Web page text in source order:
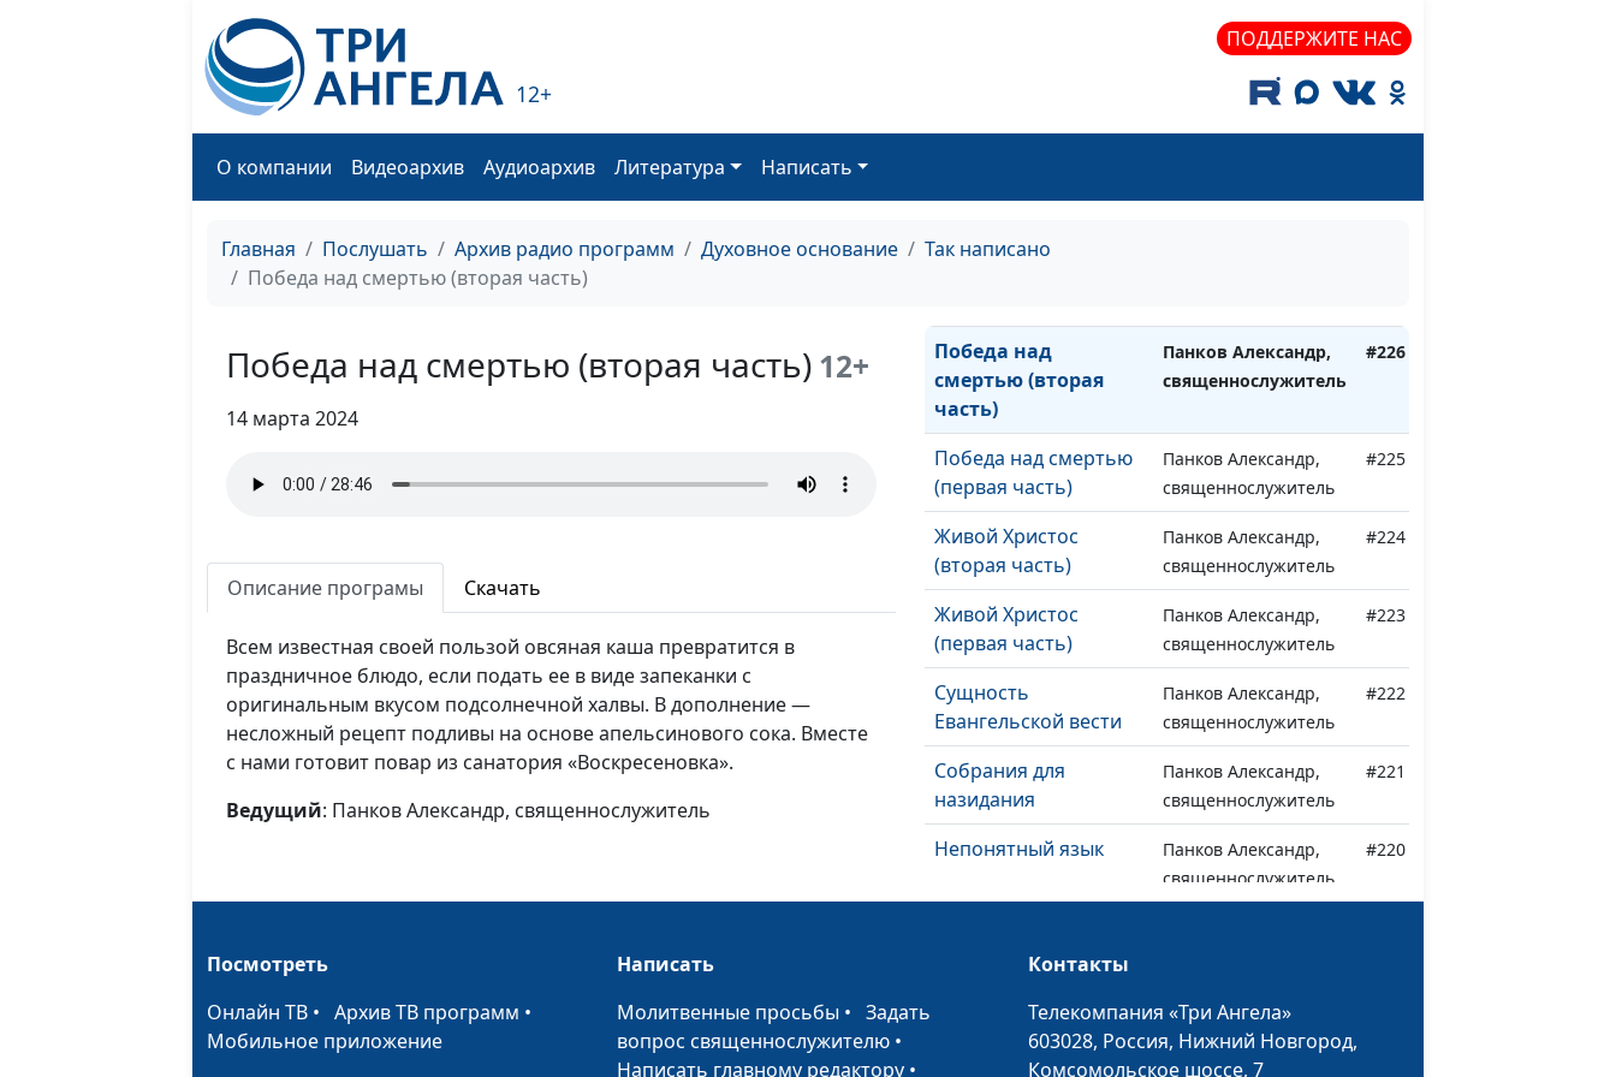
12+
ПОДДЕРЖИТЕ НАС
О компании Видеоархив Аудиоархив Литература Написать
Главная Послушать Архив радио программ Духовное основание
Так написано
Победа над смертью (вторая часть)
Победа над смертью (вторая часть) 12+
14 марта 2024
Описание програмы Скачать
Всем известная своей пользой овсяная каша превратится в
праздничное блюдо, если подать ее в виде запеканки с
оригинальным вкусом подсолнечной халвы. В дополнение —
несложный рецепт подливы на основе апельсинового сока. Вместе
с нами готовит повар из санатория «Воскресеновка».
Ведущий: Панков Александр, священнослужитель
Панков Александр,
#230
Утешитель в скорби
Панков Александр,
#228
Победа над
смертью (вторая
часть)
Панков Александр,
священнослужитель
#226
Победа над смертью
(первая часть)
Панков Александр,
священнослужитель
#225
Живой Христос
(вторая часть)
Панков Александр,
священнослужитель
#224
Живой Христос
(первая часть)
Панков Александр,
священнослужитель
#223
Сущность
Евангельской вести
Панков Александр,
священнослужитель
#222
Собрания для
назидания
Панков Александр,
священнослужитель
#221
Непонятный язык
Панков Александр,
священнослужитель
#220
Превосходнейший
путь (вторая часть)
Панков Александр,
священнослужитель
Посмотреть
Онлайн ТВ • Архив ТВ программ •
Мобильное приложение
Написать
Молитвенные просьбы •Задать
вопрос священнослужителю •
Написать главному редактору •
Контакты
Телекомпания «Три Ангела»
603028, Россия, Нижний Новгород,
Комсомольское шоссе, 7